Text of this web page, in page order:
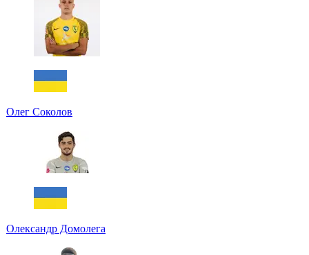
Олег Соколов
Олександр Домолега